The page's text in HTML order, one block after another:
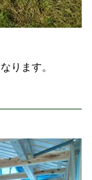
ります。